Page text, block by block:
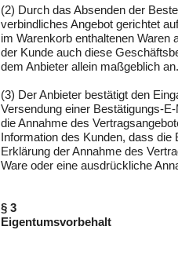
(2) Durch das Absenden der
verbindliches Angebot gerichtet
im Warenkorb enthaltenen Waren
der Kunde auch diese
dem Anbieter allein maßgeblich an.
(3) Der Anbieter bestätigt den
Versendung einer Bestätigungs-
die Annahme des
Information des Kunden, dass
Erklärung der Annahme des
Ware oder eine ausdrückliche
§ 3
Eigentumsvorbehalt